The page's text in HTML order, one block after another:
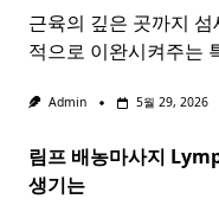
근육의 깊은 곳까지
적으로 이완시켜주는
Admin 5월 29, 2026
림프 배농마사지
생기는